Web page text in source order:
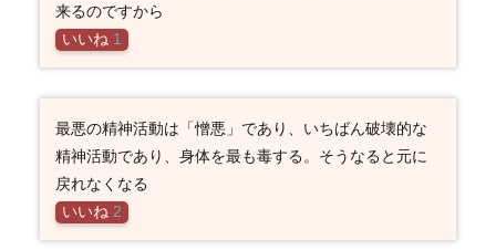
来るのですから
いいね 1
最悪の精神活動は「憎悪」であり、いちばん破壊的な
精神活動であり、身体を最も毒する。そうなると元に
戻れなくなる
いいね 2